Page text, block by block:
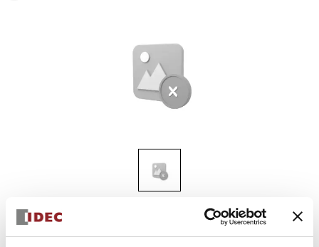
HG9Z-2E2
SCHUTZABDECKUNG